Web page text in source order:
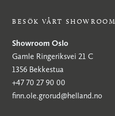
BESÖK VÅRT SHOWROOM
Showroom Oslo
Gamle Ringeriksvei 21 C
1356 Bekkestua
+47 70 27 90 00
finn.ole.grorud@helland.no